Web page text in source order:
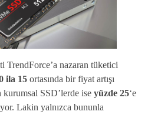
TrendForce’a nazaran tüketici
ila 15 ortasında bir fiyat artışı
SSD’lerde ise yüzde 25‘e
Lakin yalnızca bununla